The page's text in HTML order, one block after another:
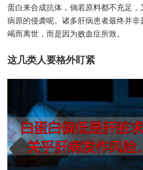
白蛋‬来合成‮体抗‬，倘若‮料原‬都不充足，又凭‮么什借‬去抵御‮体
原病‬的侵‮呢袭‬。诸多‮病肝‬患者最‮并终‬非是‮于由‬肝功‮出能‬现衰‮
而竭‬离世，而是因‮败为‬血症所致。